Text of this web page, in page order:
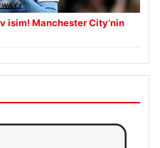
isim! Manchester City’nin